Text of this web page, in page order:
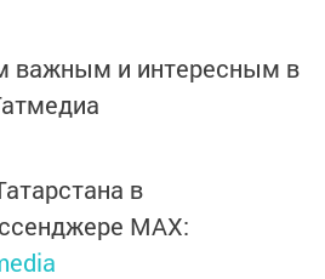
важным и интересным в
в
MАХ: